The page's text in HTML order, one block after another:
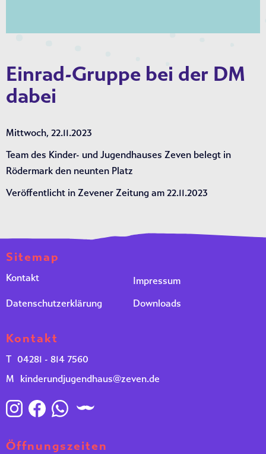
Einrad-Gruppe bei der DM
dabei
Mittwoch, 22.11.2023
Team des Kinder- und Jugendhauses Zeven belegt in
Rödermark den neunten Platz
Veröffentlicht in Zevener Zeitung am 22.11.2023
Sitemap
Kontakt
Impressum
Datenschutzerklärung
Downloads
Kontakt
T 04281 - 814 7560
M
kinderundjugendhaus@zeven.de
Öffnungszeiten